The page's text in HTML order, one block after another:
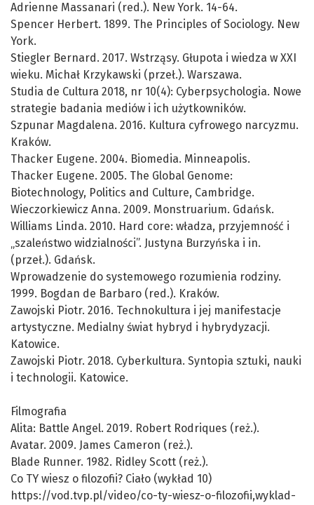
Adrienne Massanari (red.). New York. 14-64.
Spencer Herbert. 1899. The Principles of Sociology. New
York.
Stiegler Bernard. 2017. Wstrząsy. Głupota i wiedza w XXI
wieku. Michał Krzykawski (przeł.). Warszawa.
Studia de Cultura 2018, nr 10(4): Cyberpsychologia. Nowe
strategie badania mediów i ich użytkowników.
Szpunar Magdalena. 2016. Kultura cyfrowego narcyzmu.
Kraków.
Thacker Eugene. 2004. Biomedia. Minneapolis.
Thacker Eugene. 2005. The Global Genome:
Biotechnology, Politics and Culture, Cambridge.
Wieczorkiewicz Anna. 2009. Monstruarium. Gdańsk.
Williams Linda. 2010. Hard core: władza, przyjemność i
„szaleństwo widzialności”. Justyna Burzyńska i in.
(przeł.). Gdańsk.
Wprowadzenie do systemowego rozumienia rodziny.
1999. Bogdan de Barbaro (red.). Kraków.
Zawojski Piotr. 2016. Technokultura i jej manifestacje
artystyczne. Medialny świat hybryd i hybrydyzacji.
Katowice.
Zawojski Piotr. 2018. Cyberkultura. Syntopia sztuki, nauki
i technologii. Katowice.
Filmografia
Alita: Battle Angel. 2019. Robert Rodriques (reż.).
Avatar. 2009. James Cameron (reż.).
Blade Runner. 1982. Ridley Scott (reż.).
Co TY wiesz o filozofii? Ciało (wykład 10)
https://vod.tvp.pl/video/co-ty-wiesz-o-filozofii,wyklad-